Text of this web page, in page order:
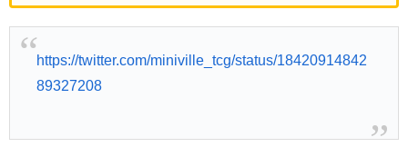
https://twitter.com/miniville_tcg/status/18420914842
89327208